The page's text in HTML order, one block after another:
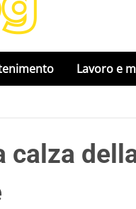
Lavoro e
calza